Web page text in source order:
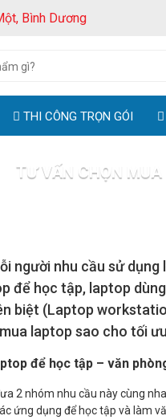
Bình Dương
THI CÔNG TRỌN GÓI
TƯ VẤN CHỌN
người nhu cầu sử
để học tập, laptop
biệt (Laptop
laptop sao cho tối
để học tập – văn
2 nhóm nhu cầu này cùng
ứng dụng để học tập và làm